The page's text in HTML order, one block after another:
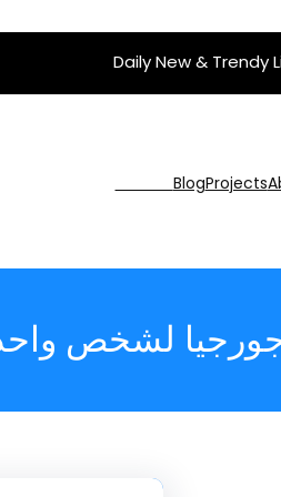
Daily New & Trendy
Projects
Blog
لشخص